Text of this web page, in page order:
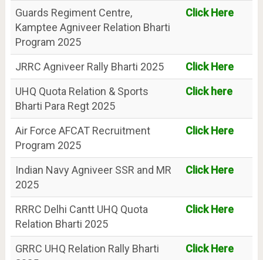
Guards Regiment Centre,
Kamptee Agniveer Relation Bharti
Program 2025
Click Here
JRRC Agniveer Rally Bharti 2025
Click Here
UHQ Quota Relation & Sports
Bharti Para Regt 2025
Click here
Air Force AFCAT Recruitment
Program 2025
Click Here
Indian Navy Agniveer SSR and MR
2025
Click Here
RRRC Delhi Cantt UHQ Quota
Relation Bharti 2025
Click Here
GRRC UHQ Relation Rally Bharti
Click Here